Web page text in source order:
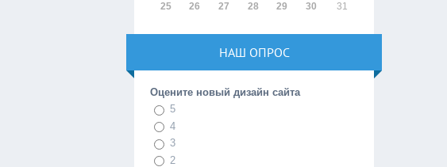
25 26 27 28 29 30 31
НАШ ОПРОС
Оцените новый дизайн сайта
5
4
3
2